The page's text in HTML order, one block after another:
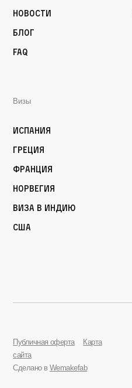
Новости
Блог
FAQ
Визы
Испания
Греция
Франция
Норвегия
Виза в Индию
США
Публичная оферта
Карта
сайта
Сделано в Wemakefab